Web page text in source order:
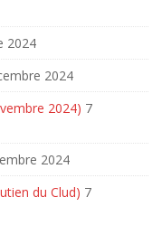
2024
2024
2024) 7
2024
du Clud) 7